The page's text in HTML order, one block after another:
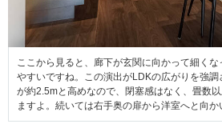
ここから見ると、廊下が玄関に向かって細くな
やすいですね。この演出がLDKの広がりを強
が約2.5mと高めなので、閉塞感はなく、畳数
ますよ。続いては右手奥の扉から洋室へと向か